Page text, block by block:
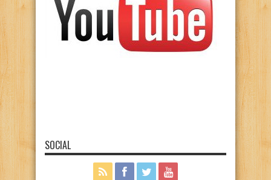
SOCIAL